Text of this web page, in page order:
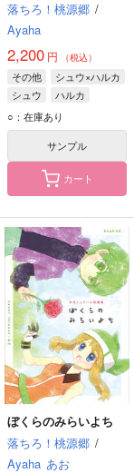
合わせ」
落ちろ！桃源郷 /
Ayaha
2,200 円 （税込）
その他
シュウ×ハルカ
シュウ
ハルカ
○：在庫あり
サンプル
カート
ぼくらのみらいよち
落ちろ！桃源郷 /
Ayaha あお